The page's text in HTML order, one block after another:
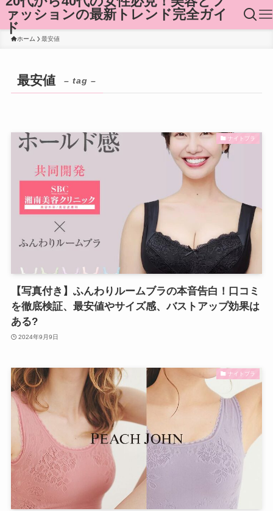
ァッションの最新トレンド完全ガイ
ド
ホーム 最安値
最安値 – tag –
ナイトブラ
【写真付き】ふんわりルームブラの本音告白！口コミ
を徹底検証、最安値やサイズ感、バストアップ効果は
ある?
2024年9月9日
ナイトブラ